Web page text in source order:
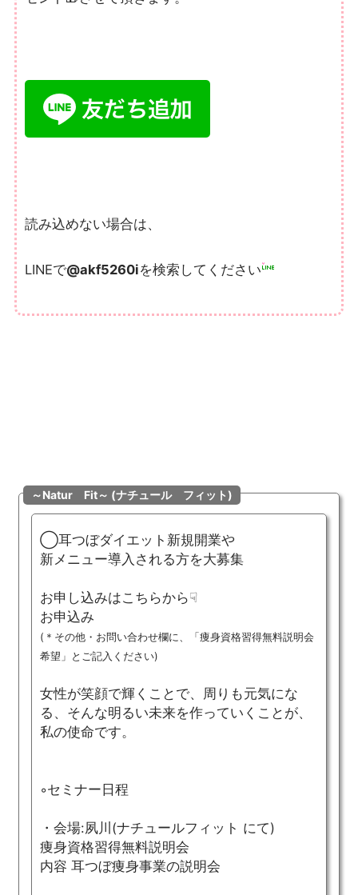
読み込めない場合は、
LINEで@akf5260iを検索してくださ い
～Natur Fit～ (ナチュール フィット)
◯耳つぼダイエット新規開業や
新メニュー導入される方を大募集
お申し込みはこちらから☟
お申込み
(＊ その他・お問い合わせ欄に、「痩身資格習得無料説明会
希望」とご記入ください)
女性が笑顔で輝くことで、周りも元気にな
る、そんな明るい未来を作っていくことが、
私の使命です。
◦セミナー日程
・会場:夙川(ナチュールフィット にて)
痩身資格習得無料説明会
内容 耳つぼ痩身事業の説明会